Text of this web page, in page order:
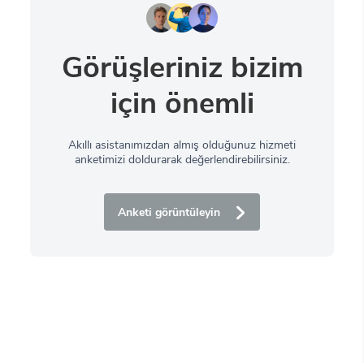
Görüşleriniz bizim
için önemli
Akıllı asistanımızdan almış olduğunuz hizmeti
anketimizi doldurarak değerlendirebilirsiniz.
Anketi görüntüleyin